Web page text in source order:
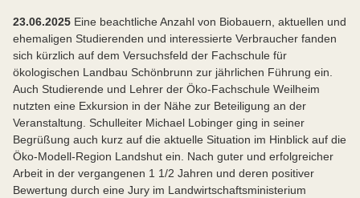
23.06.2025 Eine beachtliche Anzahl von Biobauern, aktuellen und
ehemaligen Studierenden und interessierte Verbraucher fanden
sich kürzlich auf dem Versuchsfeld der Fachschule für
ökologischen Landbau Schönbrunn zur jährlichen Führung ein.
Auch Studierende und Lehrer der Öko-Fachschule Weilheim
nutzten eine Exkursion in der Nähe zur Beteiligung an der
Veranstaltung. Schulleiter Michael Lobinger ging in seiner
Begrüßung auch kurz auf die aktuelle Situation im Hinblick auf die
Öko-Modell-Region Landshut ein. Nach guter und erfolgreicher
Arbeit in der vergangenen 1 1/2 Jahren und deren positiver
Bewertung durch eine Jury im Landwirtschaftsministerium